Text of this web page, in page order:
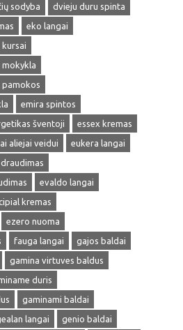
sodyba
dvieju duru spinta
eko langai
pamokos
emira spintos
šventoji
essex kremas
aliejai veidui
eukera langai
evaldo langai
kremas
ezero nuoma
fauga langai
gajos baldai
gamina virtuves baldus
duris
gaminami baldai
langai
genio baldai